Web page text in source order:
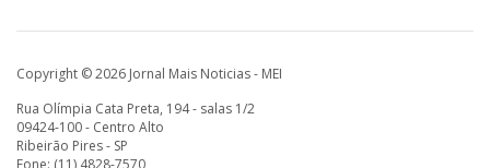
Copyright © 2026 Jornal Mais Noticias - MEI
Rua Olímpia Cata Preta, 194 - salas 1/2
09424-100 - Centro Alto
Ribeirão Pires - SP